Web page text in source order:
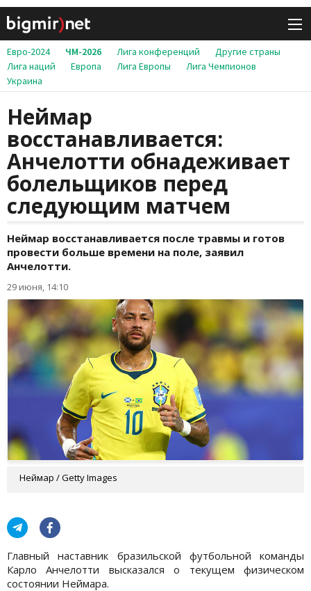
Евро-2024 ЧМ-2026 Лига конференций
Другие страны
Лига наций
Европа Лига Европы
Лига Чемпионов
Украина
Неймар
восстанавливается:
Анчелотти обнадеживает
болельщиков перед
следующим матчем
Неймар восстанавливается после травмы и готов
провести больше времени на поле, заявил
Анчелотти.
29 июня, 14:10
Неймар / Getty Images
Главный наставник бразильской футбольной команды
Карло Анчелотти высказался о текущем физическом
состоянии Неймара.